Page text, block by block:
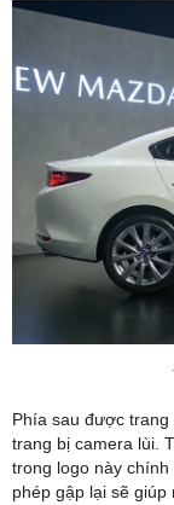
Phía sau được
trang bị camera lùi.
trong logo này
phép gập lại sẽ